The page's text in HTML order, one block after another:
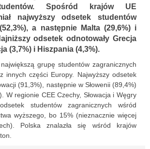
Spośród krajów UE
najwyższy odsetek studentów
a następnie Malta (29,6%) i
odsetek odnotowały Grecja
(3,7%) i Hiszpania (4,3%).
grupę studentów zagranicznych
innych części Europy. Najwyższy odsetek
(91,3%), następnie w Słowenii (89,4%)
W regionie CEE Czechy, Słowacja i Węgry
studentów zagranicznych wśród
wyższego, bo 15% (nieznacznie więcej
Polska znalazła się wśród krajów